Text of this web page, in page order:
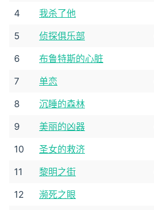
4
我杀了他
5
侦探俱乐部
6
布鲁特斯的心脏
7
单恋
8
沉睡的森林
9
美丽的凶器
10
圣女的救济
11
黎明之街
12
濒死之眼